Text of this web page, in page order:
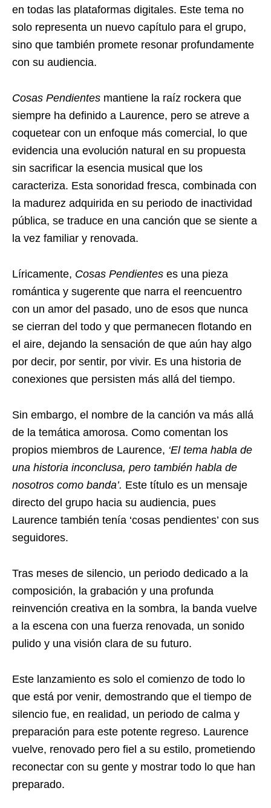
en todas las plataformas digitales. Este tema no
solo representa un nuevo capítulo para el grupo,
sino que también promete resonar profundamente
con su audiencia.
Cosas Pendientes mantiene la raíz rockera que
siempre ha definido a Laurence, pero se atreve a
coquetear con un enfoque más comercial, lo que
evidencia una evolución natural en su propuesta
sin sacrificar la esencia musical que los
caracteriza. Esta sonoridad fresca, combinada con
la madurez adquirida en su periodo de inactividad
pública, se traduce en una canción que se siente a
la vez familiar y renovada.
Líricamente, Cosas Pendientes es una pieza
romántica y sugerente que narra el reencuentro
con un amor del pasado, uno de esos que nunca
se cierran del todo y que permanecen flotando en
el aire, dejando la sensación de que aún hay algo
por decir, por sentir, por vivir. Es una historia de
conexiones que persisten más allá del tiempo.
Sin embargo, el nombre de la canción va más allá
de la temática amorosa. Como comentan los
propios miembros de Laurence, ‘El tema habla de
una historia inconclusa, pero también habla de
nosotros como banda’. Este título es un mensaje
directo del grupo hacia su audiencia, pues
Laurence también tenía ‘cosas pendientes’ con sus
seguidores.
Tras meses de silencio, un periodo dedicado a la
composición, la grabación y una profunda
reinvención creativa en la sombra, la banda vuelve
a la escena con una fuerza renovada, un sonido
pulido y una visión clara de su futuro.
Este lanzamiento es solo el comienzo de todo lo
que está por venir, demostrando que el tiempo de
silencio fue, en realidad, un periodo de calma y
preparación para este potente regreso. Laurence
vuelve, renovado pero fiel a su estilo, prometiendo
reconectar con su gente y mostrar todo lo que han
preparado.